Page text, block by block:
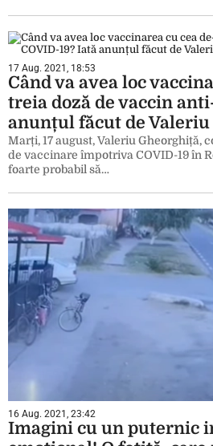
17 Aug. 2021, 18:53
Când va avea loc
treia doză de vaccin
anunțul făcut de
Marți, 17 august, Valeriu Gheorghiță,
de vaccinare împotriva COVID-19 în
foarte probabil să…
16 Aug. 2021, 23:42
Imagini cu un puternic